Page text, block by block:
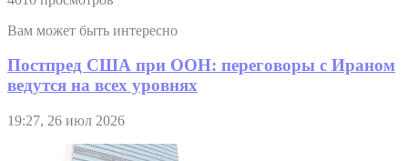
Вам может быть интересно
Постпред США при ООН: переговоры с Ираном
ведутся на всех уровнях
19:27, 26 июл 2026